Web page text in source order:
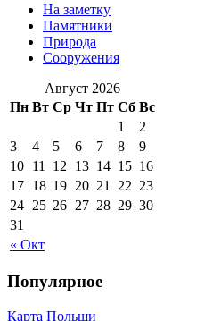
На заметку
Памятники
Природа
Сооружения
Август 2026
Пн Вт Ср Чт Пт Сб Вс
« Окт
1
2
3
4 5 6 7 8
9
10 11 12 13 14 15 16
17 18 19 20 21 22 23
24 25 26 27 28 29 30
31
Популярное
Карта Польши